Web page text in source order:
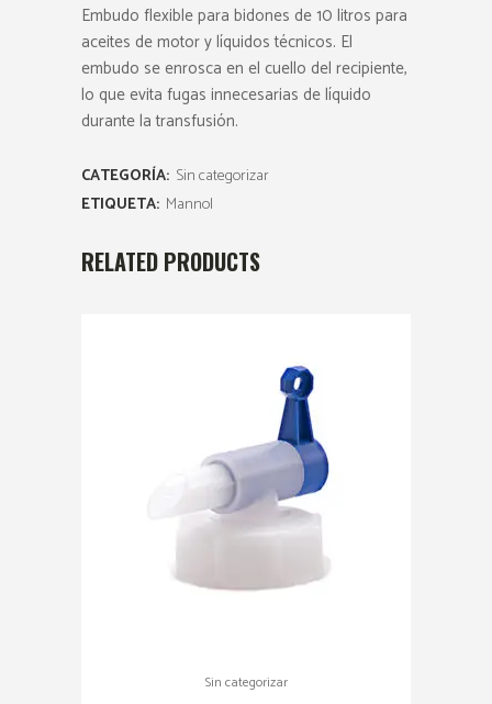
Embudo flexible para bidones de 10 litros para
aceites de motor y líquidos técnicos. El
embudo se enrosca en el cuello del recipiente,
lo que evita fugas innecesarias de líquido
durante la transfusión.
CATEGORÍA: Sin categorizar
ETIQUETA: Mannol
RELATED PRODUCTS
Sin categorizar